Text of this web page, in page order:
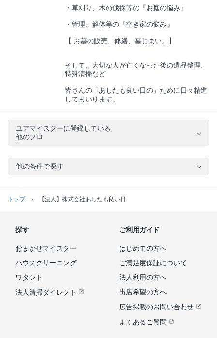
・草刈り、木の伐採等の『お庭の悩み』
・管理、解体等の『空き家の悩み』
【 お墓の販売、修繕、墓じまい。】
そして、大切な人が亡くなった後の遺品整理、
特殊清掃など
皆さんの「あしたも良い日の」ために日々精進
してまいります。
ユアマイスターに登録している
他のプロ
他の条件で探す
トップ 【法人】株式会社あしたも良い日
探す
おまかせマイスター
ハウスクリーニング
ワタシト
法人清掃ダイレクト
ご利用ガイド
はじめての方へ
ご満足度保証について
法人利用の方へ
出店希望の方へ
広告掲載のお問い合わせ
よくあるご質問